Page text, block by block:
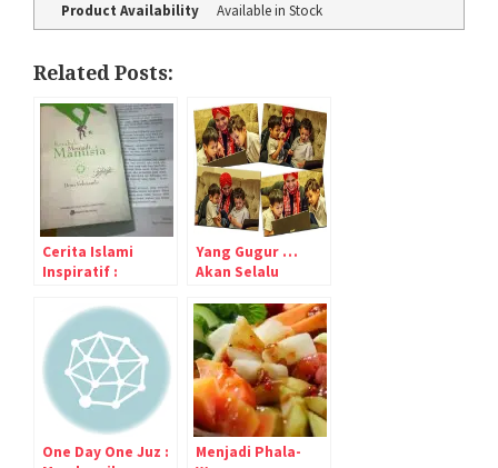
Product Availability
Available in Stock
Related Posts:
Cerita Islami
Inspiratif :
Kembali Menjadi
Manusia
Yang Gugur …
Akan Selalu
One Day One Juz :
Menjadi Phala-